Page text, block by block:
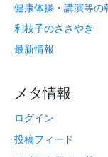
健康体操・講演等の
利枝子のささやき
最新情報
メタ情報
ログイン
投稿フィード